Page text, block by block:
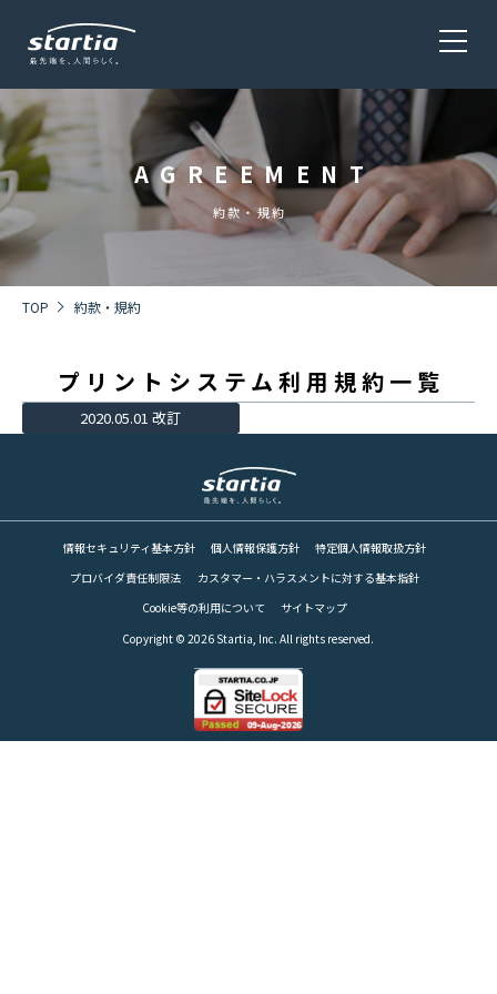
サービス
SERVICE
会社概要
COMPANY
株主・投資家情報 / 環境・社会貢献活動
IR・CSR
RECRUIT
PARTNER
AGREEMENT
約款・規約
TOP 約款・規約
プリントシステム利用規約一覧
2020.05.01 改訂
情報セキュリティ基本方針 個人情報保護方針
特定個人情報取扱方針
プロバイダ責任制限法
カスタマー・ハラスメントに対する基本指針
Cookie等の利用について
サイトマップ
Copyright © 2026 Startia, Inc. All rights reserved.